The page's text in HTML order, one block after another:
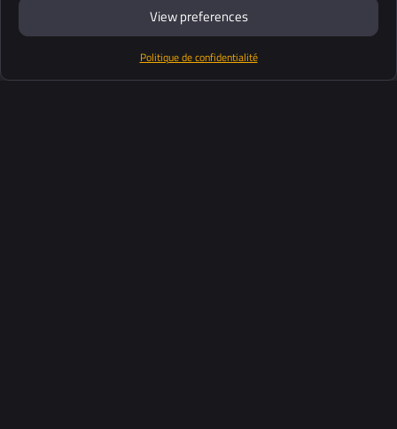
View preferences
Politique de confidentialité